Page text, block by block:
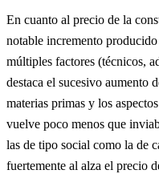
En cuanto al precio de la
notable incremento
múltiples factores (técnicos,
destaca el sucesivo aumento
materias primas y los
vuelve poco menos que
las de tipo social como la de
fuertemente al alza el precio